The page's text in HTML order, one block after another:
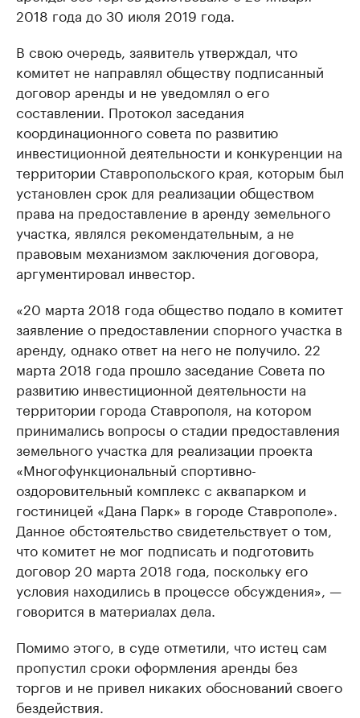
2018 года до 30 июля 2019 года.
В свою очередь, заявитель утверждал, что
комитет не направлял обществу подписанный
договор аренды и не уведомлял о его
составлении. Протокол заседания
координационного совета по развитию
инвестиционной деятельности и конкуренции на
территории Ставропольского края, которым был
установлен срок для реализации обществом
права на предоставление в аренду земельного
участка, являлся рекомендательным, а не
правовым механизмом заключения договора,
аргументировал инвестор.
«20 марта 2018 года общество подало в комитет
заявление о предоставлении спорного участка в
аренду, однако ответ на него не получило. 22
марта 2018 года прошло заседание Совета по
развитию инвестиционной деятельности на
территории города Ставрополя, на котором
принимались вопросы о стадии предоставления
земельного участка для реализации проекта
«Многофункциональный спортивно-
оздоровительный комплекс с аквапарком и
гостиницей «Дана Парк» в городе Ставрополе».
Данное обстоятельство свидетельствует о том,
что комитет не мог подписать и подготовить
договор 20 марта 2018 года, поскольку его
условия находились в процессе обсуждения», —
говорится в материалах дела.
Помимо этого, в суде отметили, что истец сам
пропустил сроки оформления аренды без
торгов и не привел никаких обоснований своего
бездействия.